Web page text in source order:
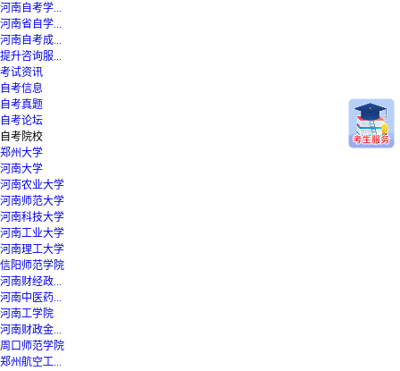
河南自考学...
河南省自学...
河南自考成...
提升咨询服...
考试资讯
自考信息
自考真题
自考论坛
自考院校
郑州大学
河南大学
河南农业大学
河南师范大学
河南科技大学
河南工业大学
河南理工大学
信阳师范学院
河南财经政...
河南中医药...
河南工学院
河南财政金...
周口师范学院
郑州航空工...